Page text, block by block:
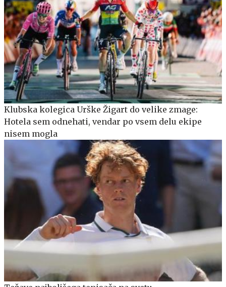
Klubska kolegica Urške Žigart do velike zmage:
Hotela sem odnehati, vendar po vsem delu ekipe
nisem mogla